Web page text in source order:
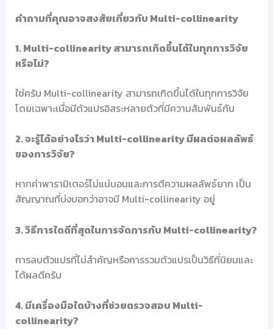
คำถามที่คุณอาจสงสัยเกี่ยวกับ Multi-collinearity
1. Multi-collinearity สามารถเกิดขึ้นได้ในทุกการวิจัย
หรือไม่?
ใช่ครับ Multi-collinearity สามารถเกิดขึ้นได้ในทุกการวิจัย
โดยเฉพาะเมื่อมีตัวแปรอิสระหลายตัวที่มีความสัมพันธ์กัน
2. จะรู้ได้อย่างไรว่า Multi-collinearity มีผลต่อผลลัพธ์
ของการวิจัย?
หากค่าพารามิเตอร์ไม่แน่นอนและการตีความผลลัพธ์ยาก เป็น
สัญญาณที่บ่งบอกว่าอาจมี Multi-collinearity อยู่
3. วิธีการใดดีที่สุดในการจัดการกับ Multi-collinearity?
การลบตัวแปรที่ไม่สำคัญหรือการรวมตัวแปรเป็นวิธีที่นิยมและ
ได้ผลดีครับ
4. มีเครื่องมือใดบ้างที่ช่วยตรวจสอบ Multi-
collinearity?